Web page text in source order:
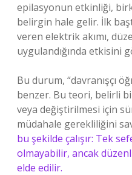
epilasyonun etkinliği,
belirgin hale gelir. İlk
veren elektrik akımı,
uygulandığında etkisini
Bu durum, “davranışçı
benzer. Bu teori, belirli
veya değiştirilmesi için
müdahale gerekliliğini
bu şekilde çalışır: Tek
olmayabilir, ancak
elde edilir.